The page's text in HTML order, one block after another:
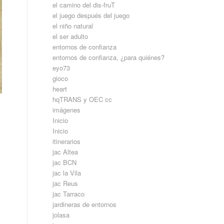
el camino del dis-fruT
el juego después del juego
el niño natural
el ser adulto
entornos de confianza
entornos de confianza, ¿para quiénes?
eyo73
gioco
heart
hqTRANS y OEC cc
imágenes
Inicio
Inicio
itinerarios
jac Altea
jac BCN
jac la Vila
jac Reus
jac Tarraco
jardineras de entornos
jolasa